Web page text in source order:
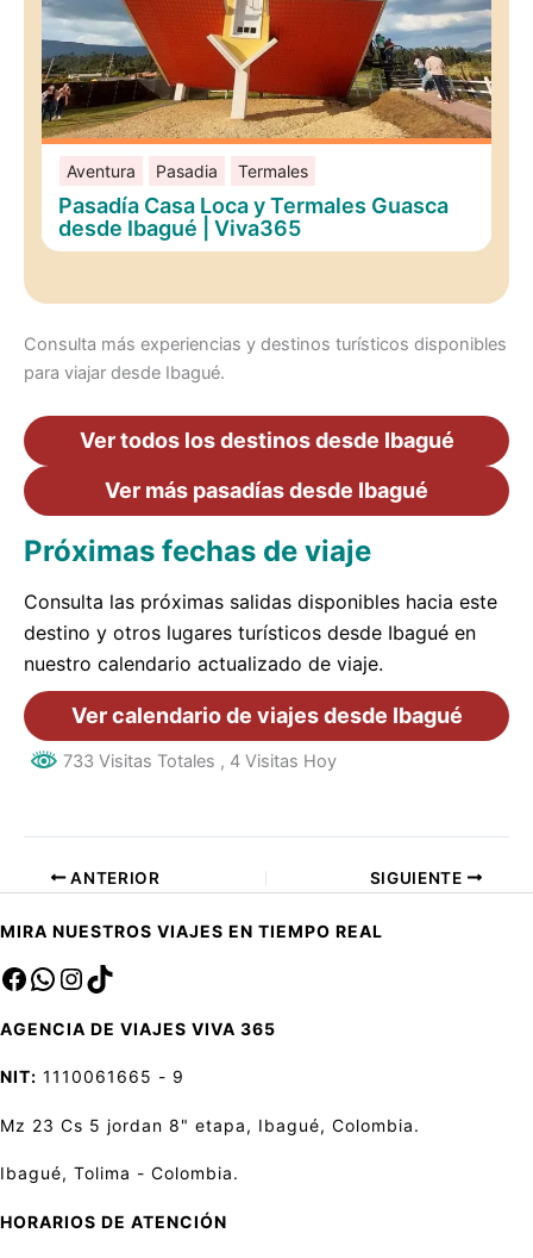
Aventura Pasadia Termales
Pasadía Casa Loca y Termales Guasca
desde Ibagué | Viva365
Consulta más experiencias y destinos turísticos disponibles
para viajar desde Ibagué.
Ver todos los destinos desde Ibagué
Ver más pasadías desde Ibagué
Próximas fechas de viaje
Consulta las próximas salidas disponibles hacia este
destino y otros lugares turísticos desde Ibagué en
nuestro calendario actualizado de viaje.
Ver calendario de viajes desde Ibagué
733 Visitas Totales , 4 Visitas Hoy
ANTERIOR SIGUIENTE
MIRA NUESTROS VIAJES EN TIEMPO REAL
Facebook
saInstagram
TikTok
AGENCIA DE VIAJES VIVA 365
NIT: 1110061665 - 9
Mz 23 Cs 5 jordan 8" etapa, Ibagué, Colombia.
Ibagué, Tolima - Colombia.
HORARIOS DE ATENCIÓN